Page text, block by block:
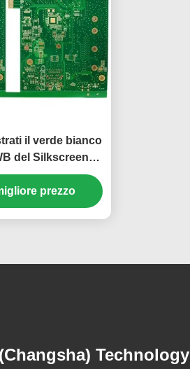
il verde bianco
del Silkscreen
del bordo
prezzo
Technology